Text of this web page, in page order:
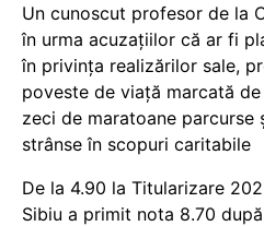
Un cunoscut profesor de la
în urma acuzațiilor că ar fi
în privința realizărilor sale,
poveste de viață marcată
zeci de maratoane parcurse
strânse în scopuri caritabile
De la 4.90 la Titularizare
Sibiu a primit nota 8.70